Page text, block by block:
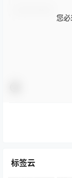
您
标签云